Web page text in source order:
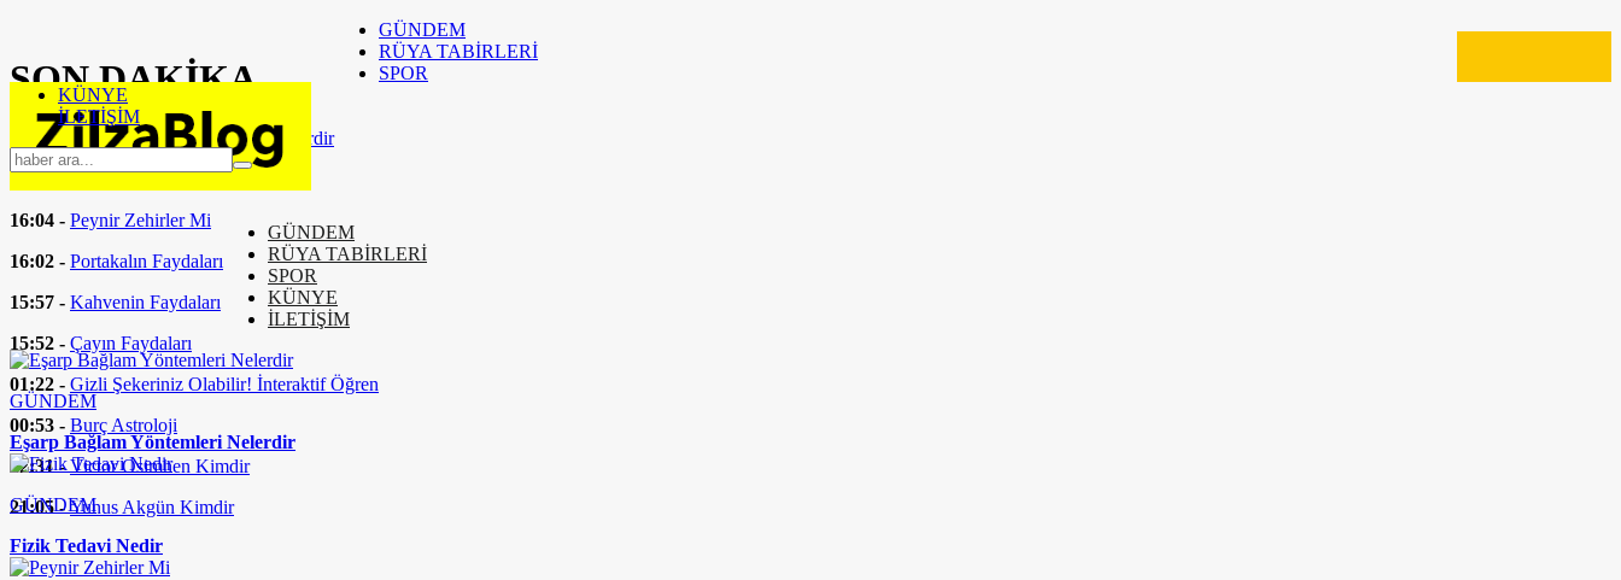
SON DAKİKA
16:37 -
Eşarp Bağlam Yöntemleri Nelerdir
16:24 -Fizik Tedavi Nedir
16:04 - Peynir Zehirler Mi
16:02 - Portakalın Faydaları
15:57 - Kahvenin Faydaları
15:52 - Çayın Faydaları
01:22 - Gizli Şekeriniz Olabilir! İnteraktif Öğren
00:53 - Burç Astroloji
22:31 -Victor Osimhen Kimdir
21:05 -Yunus Akgün Kimdir
GÜNDEM
RÜYA TABİRLERİ
SPOR
KÜNYE
İLETİŞİM
GÜNDEM
RÜYA TABİRLERİ
SPOR
KÜNYE
İLETİŞİM
GÜNDEM
Eşarp Bağlam Yöntemleri Nelerdir
GÜNDEM
Fizik Tedavi Nedir